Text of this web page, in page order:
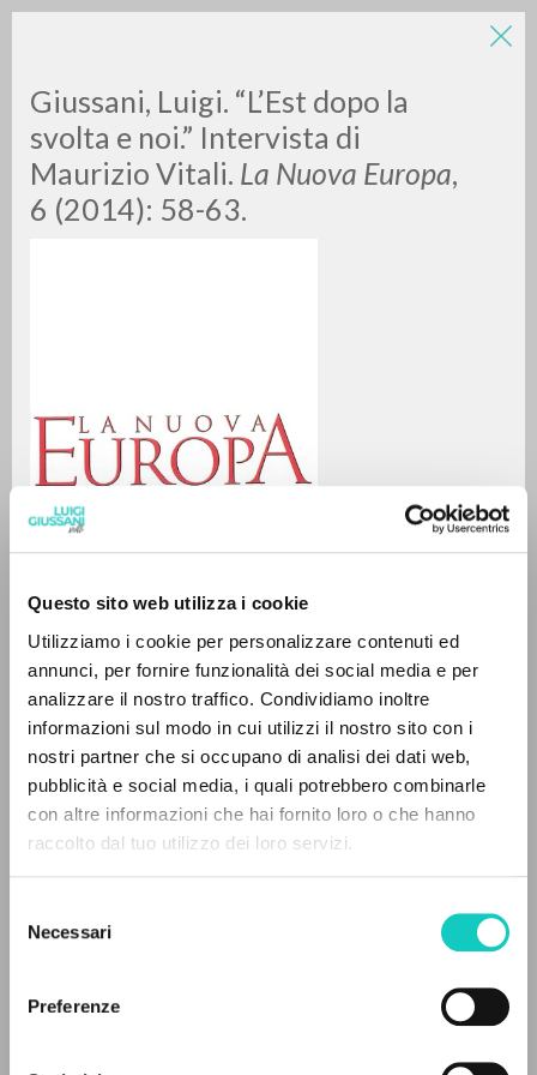
Questo sito web utilizza i cookie
Utilizziamo i cookie per personalizzare contenuti ed
annunci, per fornire funzionalità dei social media e per
analizzare il nostro traffico. Condividiamo inoltre
informazioni sul modo in cui utilizzi il nostro sito con i
nostri partner che si occupano di analisi dei dati web,
pubblicità e social media, i quali potrebbero combinarle
con altre informazioni che hai fornito loro o che hanno
raccolto dal tuo utilizzo dei loro servizi.
delNecessari
Preferenze
Giussani, Luigi. “L’Est dopo la
svolta e noi.” Intervista di
Maurizio Vitali. La Nuova Europa,
6 (2014): 58-63.
Giussani LuigiAutor
Vitali MaurizioEntrevista
Italiano
La Nuova Europa
27/06/2025
LUIGI
GIUSSANI
BÚSQUEDA AVANZADA »
0DOCUMENTOS ENCONTRADOS
RESULTADOS SUCESIVOS